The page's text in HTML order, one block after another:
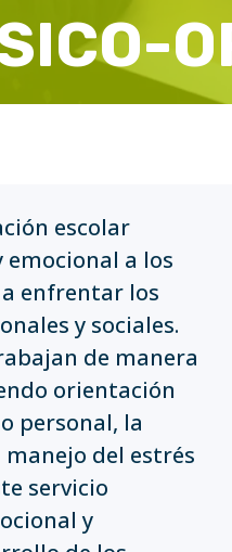
escolar
a los
enfrentar los
y sociales.
de manera
orientación
personal, la
del estrés
servicio
y